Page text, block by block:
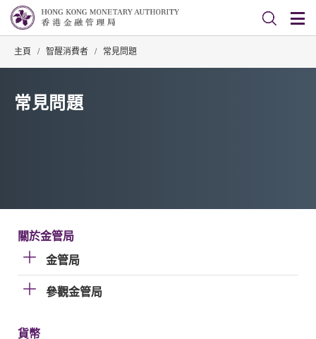
主頁 / 智醒消費者 / 常見問題
常見問題
關於金管局
金管局
參觀金管局
貨幣